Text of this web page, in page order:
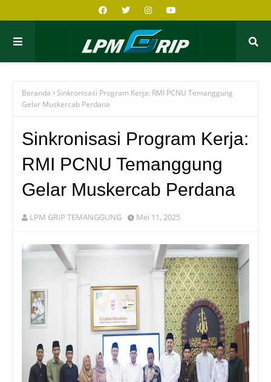
Beranda
Sinkronisasi Program Kerja: RMI PCNU Temanggung
Gelar Muskercab Perdana
Sinkronisasi Program Kerja:
RMI PCNU Temanggung
Gelar Muskercab Perdana
LPM GRIP TEMANGGUNG Mei 11, 2025